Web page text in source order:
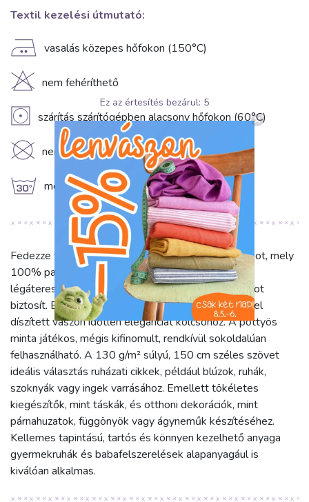
Textil kezelési útmutató:
E vasalás közepes hőfokon (150°C)
H nem fehéríthető
V szárítás szárítógépben alacsony hőfokon (60°C)
K nem vegytisztítható
g mossuk 30°C hőmérsékleten
Fedezze fel a Pamutvászon Petit dots taupe anyagot, mely
100% pamut összetételének köszönhetően kiváló
légáteresztő képességet és természetes puhaságot
biztosít. Ez a gyönyörű, barna alapon apró pöttyökkel
díszített vászon időtlen eleganciát kölcsönöz. A pöttyös
minta játékos, mégis kifinomult, rendkívül sokoldalúan
felhasználható. A 130 g/m² súlyú, 150 cm széles szövet
ideális választás ruházati cikkek, például blúzok, ruhák,
szoknyák vagy ingek varrásához. Emellett tökéletes
kiegészítők, mint táskák, és otthoni dekorációk, mint
párnahuzatok, függönyök vagy ágyneműk készítéséhez.
Kellemes tapintású, tartós és könnyen kezelhető anyaga
gyermekruhák és babafelszerelések alapanyagául is
kiválóan alkalmas.
Ez az értesítés bezárul: 5